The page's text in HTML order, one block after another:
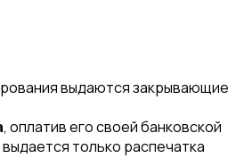
выдаются закрывающие
, оплатив его своей банковской
только распечатка